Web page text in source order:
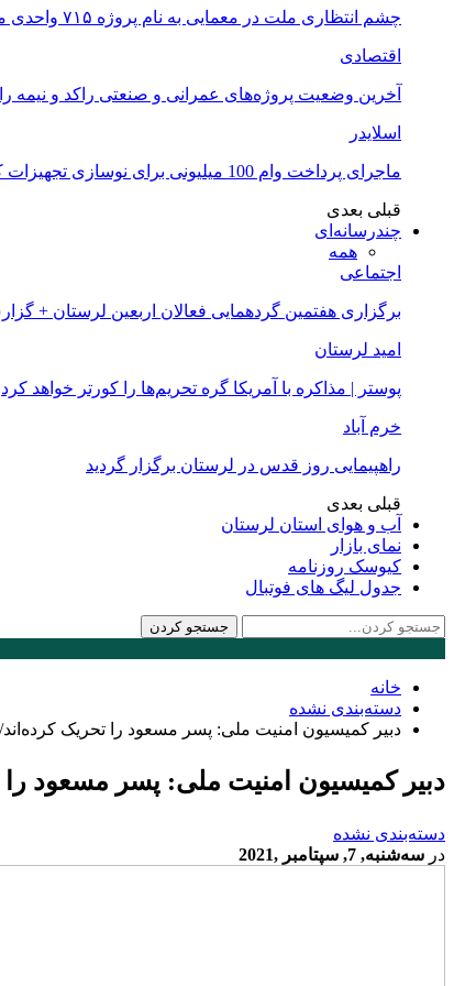
چشم انتظاری ملت در معمایی به نام پروژه ۷۱۵ واحدی مسکن ملی خرم آباد
اقتصادی
آخرین وضعیت پروژه‌های عمرانی و صنعتی راکد و نیمه
اسلایدر
ماجرای پرداخت وام 100 میلیونی برای نوسازی تجهیزات کشاورزان لرستانی چیست؟
قبلی بعدی
چندرسانه‌ای
همه
اجتماعی
برگزاری هفتمین گردهمایی فعالان اربعین لرستان +
امید لرستان
پوستر | مذاکره با آمریکا گره تحریم‌ها را کورتر خواهد کرد
خرم آباد
راهپیمایی روز قدس در لرستان برگزار گردید
قبلی بعدی
آب و هوای استان لرستان
نمای بازار
کیوسک روزنامه
جدول لیگ های فوتبال
خانه
دسته‌بندی نشده
دبیر کمیسیون امنیت ملی: پسر مسعود را تحریک
دبیر کمیسیون امنیت ملی: پسر مسعود
دسته‌بندی نشده
در سه‌شنبه, 7, سپتامبر ,2021